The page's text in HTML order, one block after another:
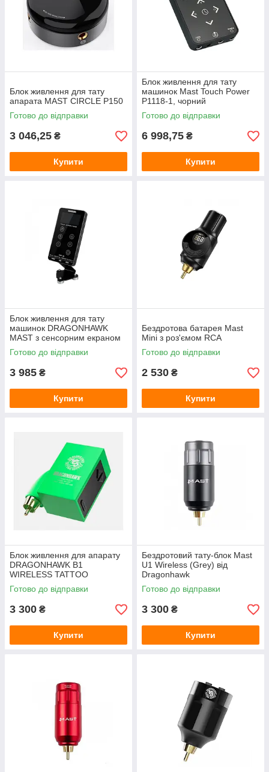
Блок живлення для тату
апарата MAST CIRCLE P150
Готово до відправки
3 046,25 ₴
Купити
Блок живлення для тату
машинок Mast Touch Power
P1118-1, чорний
Готово до відправки
6 998,75 ₴
Купити
Блок живлення для тату
машинок DRAGONHAWK
MAST з сенсорним екраном
P093
Готово до відправки
3 985 ₴
Купити
Бездротова батарея Mast
Mini з роз'ємом RCA
Готово до відправки
2 530 ₴
Купити
Блок живлення для апарату
DRAGONHAWK B1
WIRELESS TATTOO
BATTERY (Green)
Готово до відправки
3 300 ₴
Купити
Бездротовий тату-блок Mast
U1 Wireless (Grey) від
Dragonhawk
Готово до відправки
3 300 ₴
Купити